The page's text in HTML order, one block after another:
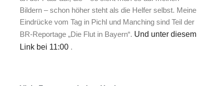
Bildern – schon höher steht als die Helfer selbst. Meine
Eindrücke vom Tag in Pichl und Manching sind Teil der
BR-Reportage „Die Flut in Bayern“. Und unter diesem
Link bei 11:00 .